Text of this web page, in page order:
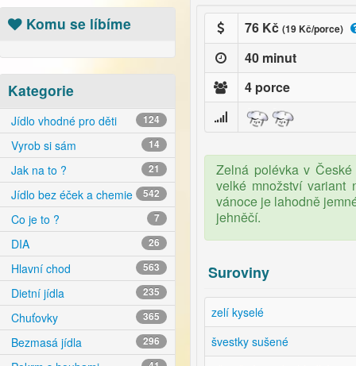
Komu se líbíme
Kategorie
Jídlo vhodné pro děti 124
Vyrob si sám 14
Jak na to ? 21
Jídlo bez éček a chemie 542
Co je to ? 7
DIA 26
Hlavní chod 563
Dietní jídla 235
Chuťovky 365
Bezmasá jídla 296
76 Kč (19 Kč/porce)
40 minut
4 porce
Zelná polévka v
velké množství variant
vánoce je lahodně
jehněčí.
Suroviny
zelí kyselé
švestky sušené